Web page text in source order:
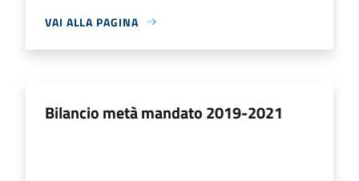
VAI ALLA PAGINA
Bilancio metà mandato 2019-2021